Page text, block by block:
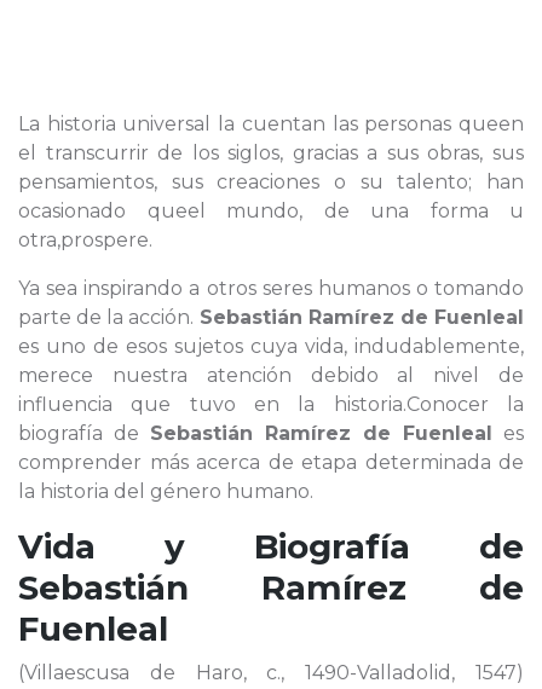
La historia universal la cuentan las personas queen
el transcurrir de los siglos, gracias a sus obras, sus
pensamientos, sus creaciones o su talento; han
ocasionado queel mundo, de una forma u
otra,prospere.
Ya sea inspirando a otros seres humanos o tomando
parte de la acción. Sebastián Ramírez de Fuenleal
es uno de esos sujetos cuya vida, indudablemente,
merece nuestra atención debido al nivel de
influencia que tuvo en la historia.Conocer la
biografía de Sebastián Ramírez de Fuenleal es
comprender más acerca de etapa determinada de
la historia del género humano.
Vida y Biografía de
Sebastián Ramírez de
Fuenleal
(Villaescusa de Haro, c., 1490-Valladolid, 1547)